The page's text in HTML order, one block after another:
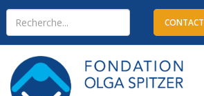
Type 2 or more characters
for results.
CONTACT